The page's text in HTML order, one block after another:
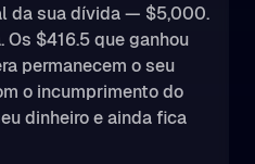
da sua dívida — $5,000.
$416.5 que ganhou
permanecem o seu
o incumprimento do
dinheiro e ainda fica